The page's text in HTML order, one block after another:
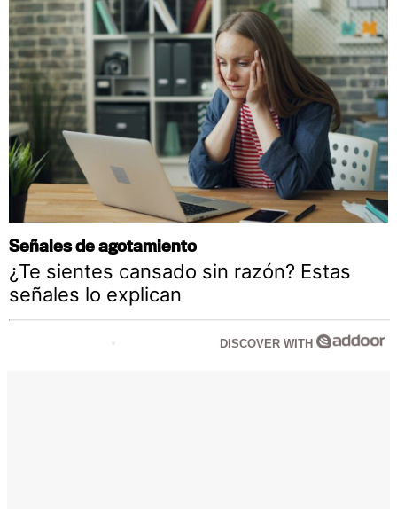
Señales de agotamiento
¿Te sientes cansado sin razón? Estas
señales lo explican
DISCOVER WITH